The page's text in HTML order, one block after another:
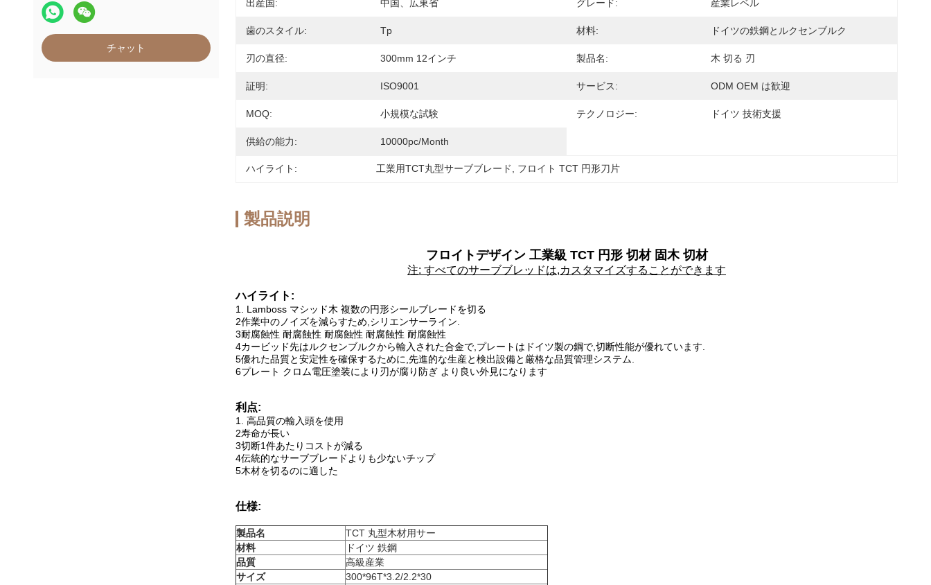
チャット
出産国: 中国、広東省 グレード: 産業レベル
歯のスタイル: Tp 材料: ドイツの鉄鋼とルクセンブルク
刃の直径: 300mm 12インチ 製品名: 木 切る 刃
証明: ISO9001 サービス: ODM OEM は歓迎
MOQ: 小規模な試験 テクノロジー: ドイツ 技術支援
供給の能力: 10000pc/month
ハイライト: 工業用TCT丸型サーブブレード フロイト TCT 円形刀片
製品説明
フロイトデザイン 工業級 TCT 円形 切材 固木 切材
注: すべてのサーブブレッドは,カスタマイズすることができます
ハイライト:
1. Lamboss マシッド木 複数の円形シールブレードを切る
2作業中のノイズを減らすため,シリエンサーライン.
3耐腐蝕性 耐腐蝕性 耐腐蝕性 耐腐蝕性 耐腐蝕性
4カービッド先はルクセンブルクから輸入された合金で,プレートはドイツ製の鋼で,切断性能が優れています.
5優れた品質と安定性を確保するために,先進的な生産と検出設備と厳格な品質管理システム.
6プレート クロム電圧塗装により刃が腐り防ぎ より良い外見になります
利点:
1. 高品質の輸入頭を使用
2寿命が長い
3切断1件あたりコストが減る
4伝統的なサーブブレードよりも少ないチップ
5木材を切るのに適した
仕様:
製品名
TCT 丸型木材用サー
材料
ドイツ 鉄鋼
品質
高級産業
サイズ
300*96T*3.2/2.2*30